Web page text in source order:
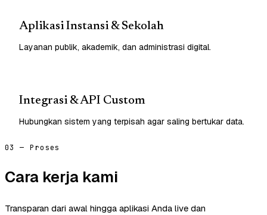
Aplikasi Instansi & Sekolah
Layanan publik, akademik, dan administrasi digital.
Integrasi & API Custom
Hubungkan sistem yang terpisah agar saling bertukar data.
03 — Proses
Cara kerja kami
Transparan dari awal hingga aplikasi Anda live dan